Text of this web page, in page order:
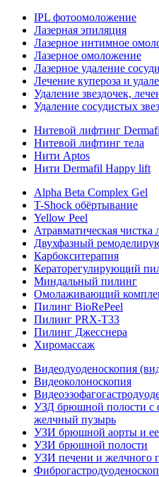
IPL фотоомоложение
Лазерная эпиляция
Лазерное интимное
Лазерное омоложение
Лазерное удаление
Лечение купероза и
Удаление звездочек,
Удаление сосудистых
Нитевой лифтинг
Нитевой лифтинг тела
Нити Aptos
Нити Dermafil Happy lift
Alpha Beta Complex Gel
T-Shock обёртывание
Yellow Peel
Атравматическая чистка
Двухфазный
Карбокситерапия
Кераторегулирующий
Миндальный пилинг
Омолаживающий
Пилинг BioRePeel
Пилинг PRX-T33
Пилинг Джесснера
Хиромассаж
Видеодуоденоскопия
Видеоколоноскопия
УЗД брюшной полости с
желчный пузырь
УЗИ брюшной аорты и ее
УЗИ брюшной полости
УЗИ печени и желчного